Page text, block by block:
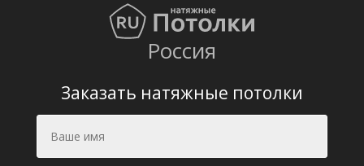
Россия
Заказать натяжные потолки